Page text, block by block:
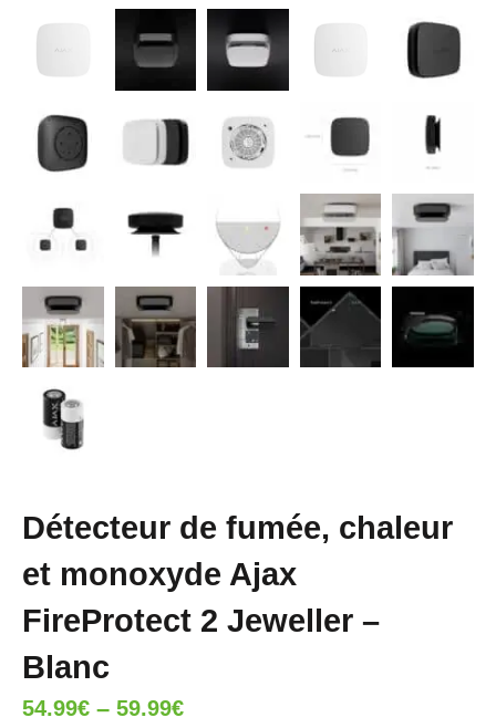
Détecteur de fumée, chaleur
et monoxyde Ajax
FireProtect 2 Jeweller –
Blanc
54.99€ – 59.99€